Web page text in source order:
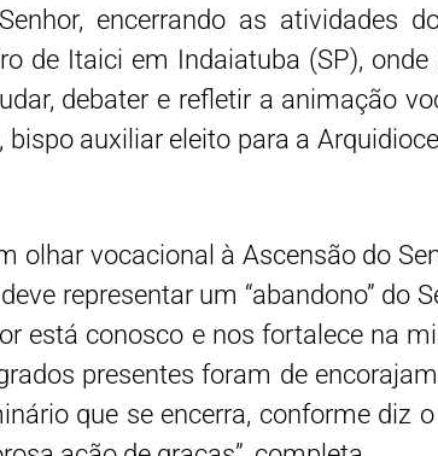
encerrando as atividades
de Itaici em Indaiatuba (SP),
debater e refletir a animação
auxiliar eleito para a
olhar vocacional à Ascensão do
representar um “abandono”
está conosco e nos fortalece na
presentes foram de
que se encerra, conforme diz